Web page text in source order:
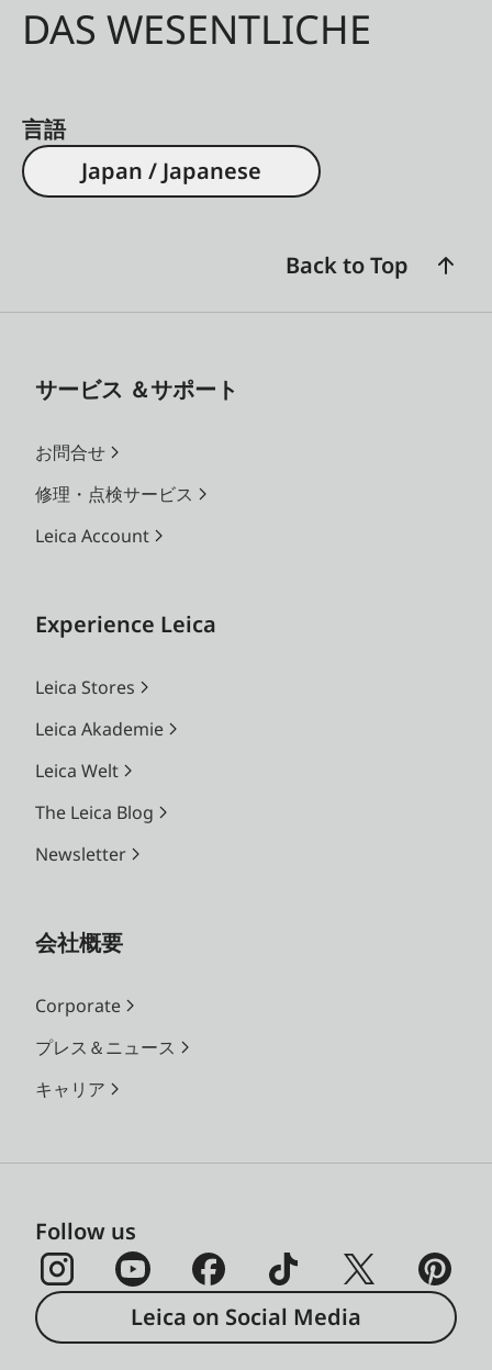
DAS WESENTLICHE
言語
Japan / Japanese
Back to Top
サービス ＆サポート
お問合せ
修理・点検サービス
Leica Account
Experience Leica
Leica Stores
Leica Akademie
Leica Welt
The Leica Blog
Newsletter
会社概要
Corporate
プレス＆ニュース
キャリア
Follow us
Leica on Social Media